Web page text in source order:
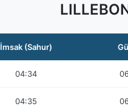
İmsak (Sahur)
04:34
04:35